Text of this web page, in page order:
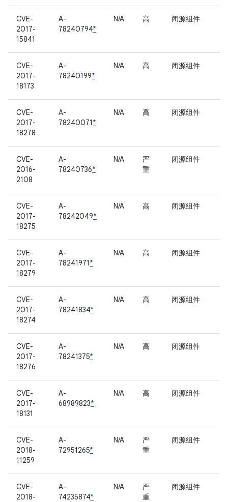
CVE-
2017-
15841
A-
78240794*
N/A 高 闭源组件
CVE-
2017-
18173
A-
78240199*
N/A 高 闭源组件
CVE-
2017-
18278
A-
78240071*
N/A 高 闭源组件
CVE-
2016-
2108
A-
78240736*
N/A
严
重
闭源组件
CVE-
2017-
18275
A-
78242049*
N/A 高 闭源组件
CVE-
2017-
18279
A-
78241971*
N/A 高 闭源组件
CVE-
2017-
18274
A-
78241834*
N/A 高 闭源组件
CVE-
2017-
18276
A-
78241375*
N/A 高 闭源组件
CVE-
2017-
18131
A-
68989823*
N/A 高 闭源组件
CVE-
2018-
11259
A-
72951265*
N/A
严
重
闭源组件
CVE-
2018-
A-
74235874*
N/A
严
重
闭源组件